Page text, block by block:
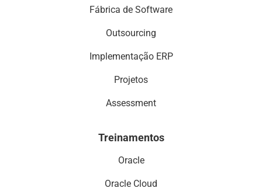
Fábrica de Software
Outsourcing
Implementação ERP
Projetos
Assessment
Treinamentos
Oracle
Oracle Cloud